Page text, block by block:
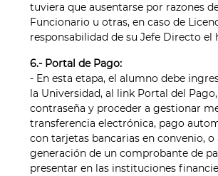
tuviera que ausentarse por razones
Funcionario u otras, en caso de
responsabilidad de su Jefe Directo el
6.- Portal de Pago:
- En esta etapa, el alumno debe
la Universidad, al link Portal del
contraseña y proceder a gestionar
transferencia electrónica, pago
con tarjetas bancarias en convenio, o
generación de un comprobante de
presentar en las instituciones